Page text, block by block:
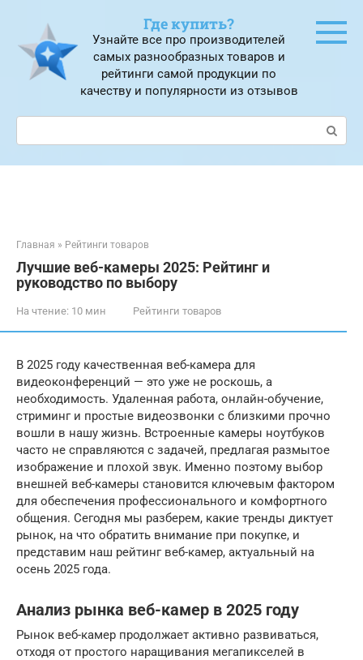
контенту
Где купить?
Узнайте все про производителей
самых разнообразных товаров и
рейтинги самой продукции по
качеству и популярности из отзывов
Поиск:
Главная » Рейтинги товаров
Лучшие веб-камеры 2025: Рейтинг и
руководство по выбору
На чтение: 10 мин Рейтинги товаров
В 2025 году качественная веб-камера для
видеоконференций — это уже не роскошь, а
необходимость. Удаленная работа, онлайн-обучение,
стриминг и простые видеозвонки с близкими прочно
вошли в нашу жизнь. Встроенные камеры ноутбуков
часто не справляются с задачей, предлагая размытое
изображение и плохой звук. Именно поэтому выбор
внешней веб-камеры становится ключевым фактором
для обеспечения профессионального и комфортного
общения. Сегодня мы разберем, какие тренды диктует
рынок, на что обратить внимание при покупке, и
представим наш рейтинг веб-камер, актуальный на
осень 2025 года.
Анализ рынка веб-камер в 2025 году
Рынок веб-камер продолжает активно развиваться,
отходя от простого наращивания мегапикселей в